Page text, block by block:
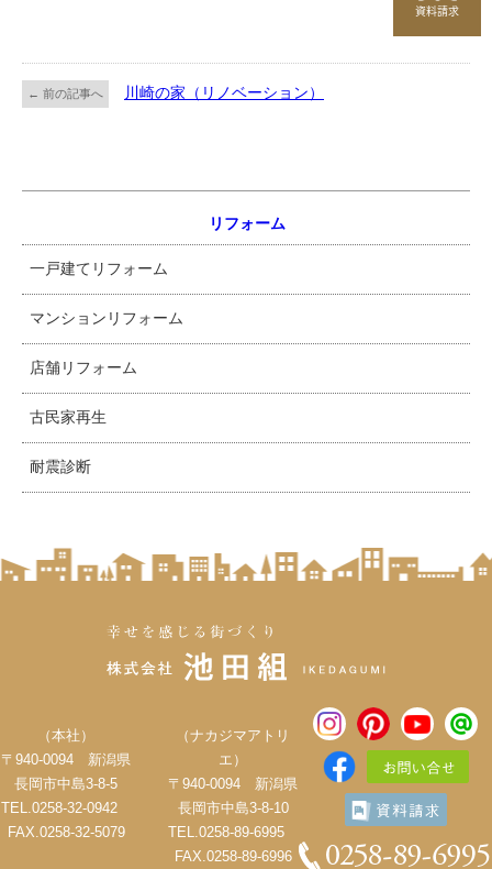
資料請求
← 前の記事へ 川崎の家（リノベーション）
リフォーム
一戸建てリフォーム
マンションリフォーム
店舗リフォーム
古民家再生
耐震診断
（本社）
〒940-0094 新潟県
長岡市中島3-8-5
TEL.0258-32-0942
FAX.0258-32-5079
（ナカジマアトリ
エ）
〒940-0094 新潟県
長岡市中島3-8-10
TEL.0258-89-6995
FAX.0258-89-6996